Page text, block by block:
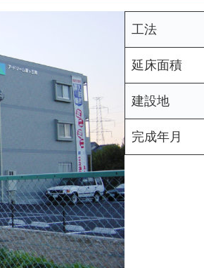
工法
延床面積
建設地
完成年月